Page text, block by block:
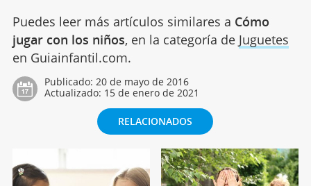
Puedes leer más artículos similares a Cómo
jugar con los niños, en la categoría de Juguetes
en Guiainfantil.com.
Publicado: 20 de mayo de 2016
Actualizado: 15 de enero de 2021
RELACIONADOS